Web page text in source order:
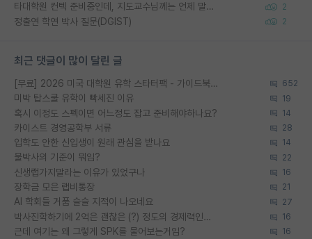
타대학원 컨텍 준비중인데, 지도교수님께는 언제 말씀드려야 할까요? 2
정출연 학연 박사 질문(DGIST) 2
최근 댓글이 많이 달린 글
[무료] 2026 미국 대학원 유학 스타터팩 - 가이드북 & 합격자 컨택메일 템플릿 652
미박 탑스쿨 유학이 빡세진 이유 19
혹시 이정도 스펙이면 어느정도 잡고 준비해야하나요? 14
카이스트 경영공학부 서류 28
입학도 안한 신입생이 원래 관심을 받나요 14
물박사의 기준이 뭐임? 22
신생랩가지말라는 이유가 있었구나 16
장학금 모은 랩비통장 21
AI 학회들 거품 슬슬 지적이 나오네요 27
박사진학하기에 2억은 괜찮은 (?) 정도의 경제력인가요 16
근데 여기는 왜 그렇게 SPK를 물어보는거임? 16